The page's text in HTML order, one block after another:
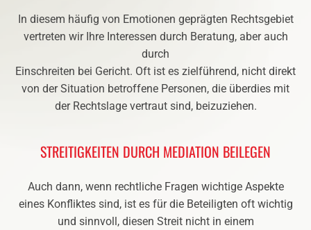
In diesem häufig von Emotionen geprägten Rechtsgebiet
vertreten wir Ihre Interessen durch Beratung, aber auch
durch
Einschreiten bei Gericht. Oft ist es zielführend, nicht direkt
von der Situation betroffene Personen, die überdies mit
der Rechtslage vertraut sind, beizuziehen.
STREITIGKEITEN DURCH MEDIATION BEILEGEN
Auch dann, wenn rechtliche Fragen wichtige Aspekte
eines Konfliktes sind, ist es für die Beteiligten oft wichtig
und sinnvoll, diesen Streit nicht in einem